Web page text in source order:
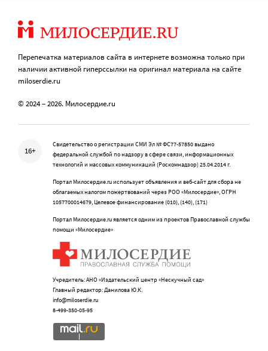
Перепечатка материалов сайта в интернете возможна только при
наличии активной гиперссылки на оригинал материала на сайте
miloserdie.ru
© 2024 – 2026. Милосердие.ru
16+
Свидетельство о регистрации СМИ Эл № ФС77-57850 выдано
федеральной службой по надзору в сфере связи, информационных
технологий и массовых коммуникаций (Роскомнадзор) 25.04.2014 г.
Портал Милосердие.ru использует объявления и веб-сайт для сбора не
облагаемых налогом пожертвований через РОО «Милосердие», ОГРН
1057700014679, Целевое финансирование (010), (140), (171)
Портал Милосердие.ru является одним из проектов Православной службы
помощи «Милосердие»
Учредитель: АНО «Издательский центр «Нескучный сад»
Главный редактор: Данилова Ю.К.
info@miloserdie.ru
8-499-350-05-95